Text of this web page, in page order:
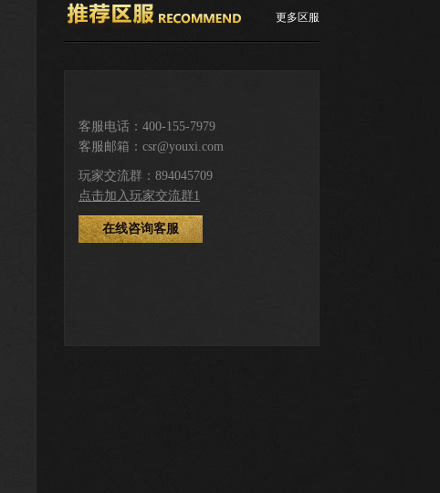
下载游戏 登录注册
更多区服
客服电话：400-155-7979
客服邮箱：csr@youxi.com
玩家交流群：894045709
点击加入玩家交流群1
在线咨询客服